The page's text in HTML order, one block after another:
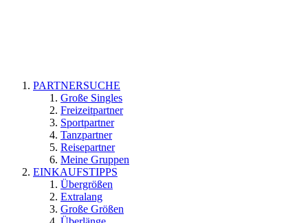
PARTNERSUCHE
Große Singles
Freizeitpartner
Sportpartner
Tanzpartner
Reisepartner
Meine Gruppen
EINKAUFSTIPPS
Übergrößen
Extralang
Große Größen